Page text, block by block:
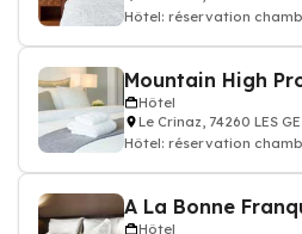
Hôtel: réservation
Mountain High
Hôtel
Le Crinaz, 74260 LES
Hôtel: réservation
A La Bonne
Hôtel